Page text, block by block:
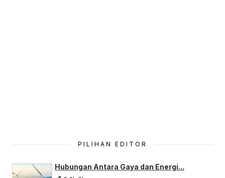
PILIHAN EDITOR
Hubungan Antara Gaya dan Energi...